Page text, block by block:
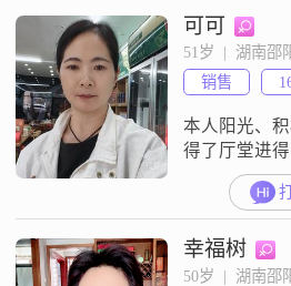
可可
51岁  |  湖南邵
销售
本人阳光、
得了厅堂进
担当，责任
稳重的男士
幸福树
50岁  |  湖南邵